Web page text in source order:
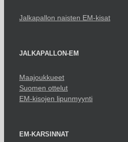
Jalkapallon naisten EM-kisat
JALKAPALLON-EM
Maajoukkueet
Suomen ottelut
EM-kisojen lipunmyynti
EM-KARSINNAT